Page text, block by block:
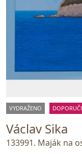
VYDRAŽENO
Václav Sika
133991. Maják na